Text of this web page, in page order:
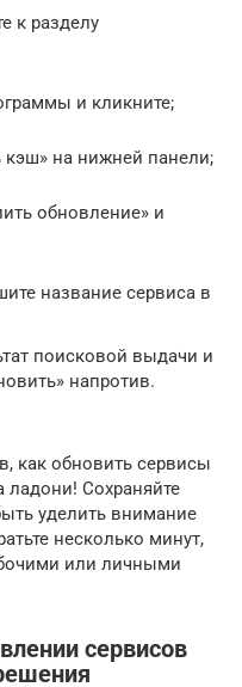
к разделу
и кликните;
кэш» на нижней панели;
обновление» и
название сервиса в
поисковой выдачи и
напротив.
как обновить сервисы
ладони! Сохраняйте
уделить внимание
несколько минут,
или личными
сервисов